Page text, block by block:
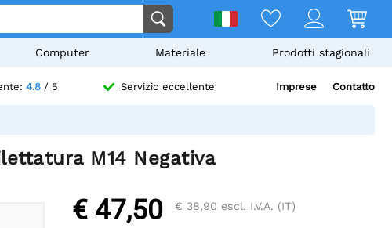
Computer Materiale Prodotti stagionali
4.8/ 5 Servizio eccellente Imprese Contatto
M14 Negativa
€ 47,50 € 38,90 escl. I.V.A. (IT)